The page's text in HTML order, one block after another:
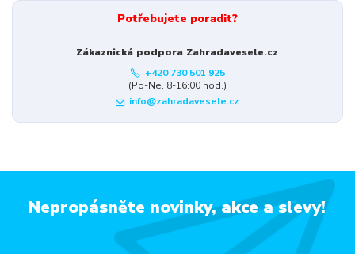
Potřebujete poradit?
Zákaznická podpora Zahradavesele.cz
+420 730 501 925
(Po-Ne, 8-16:00 hod.)
info@zahradavesele.cz
Nepropásněte novinky, akce a slevy!